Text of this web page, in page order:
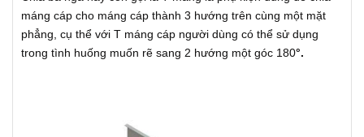
máng cáp cho máng cáp thành 3 hướng trên cùng một mặt
phẳng, cụ thể với T máng cáp người dùng có thể sử dụng
trong tình huống muốn rẽ sang 2 hướng một góc 180°.